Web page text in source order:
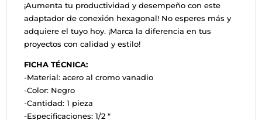
¡Aumenta tu productividad y desempeño con este
adaptador de conexión hexagonal! No esperes más y
adquiere el tuyo hoy. ¡Marca la diferencia en tus
proyectos con calidad y estilo!
FICHA TÉCNICA:
-Material: acero al cromo vanadio
-Color: Negro
-Cantidad: 1 pieza
-Especificaciones: 1/2 "